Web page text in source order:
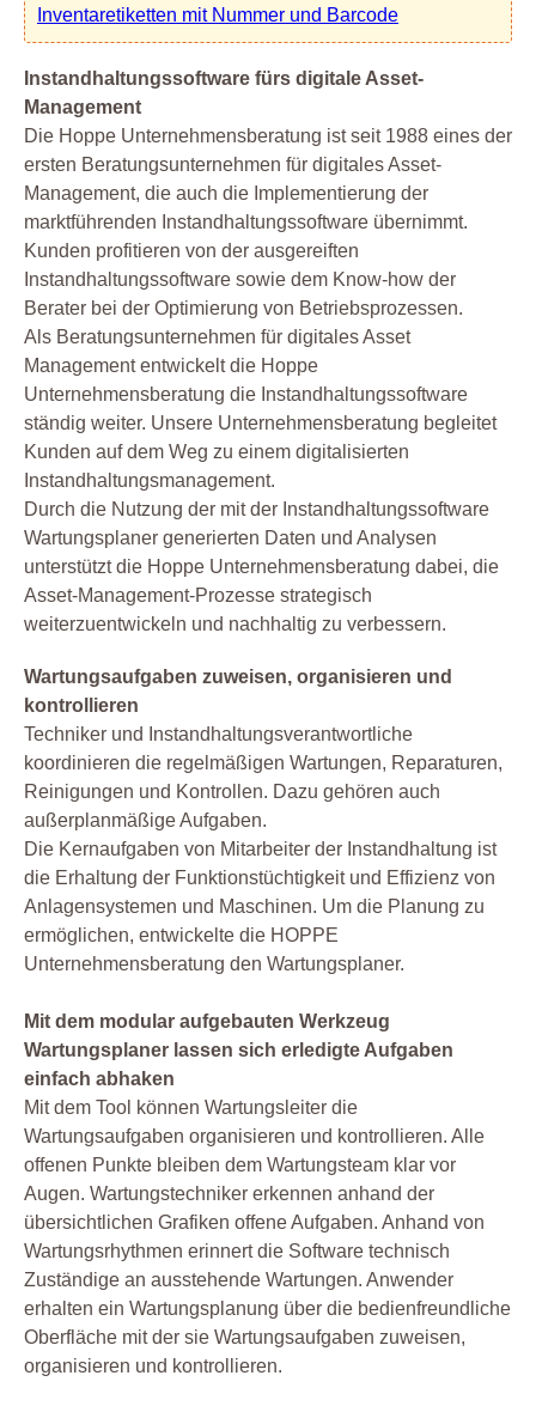
Inventaretiketten mit Nummer und Barcode
Instandhaltungssoftware fürs digitale Asset-
Management
Die Hoppe Unternehmensberatung ist seit 1988 eines der
ersten Beratungsunternehmen für digitales Asset-
Management, die auch die Implementierung der
marktführenden Instandhaltungssoftware übernimmt.
Kunden profitieren von der ausgereiften
Instandhaltungssoftware sowie dem Know-how der
Berater bei der Optimierung von Betriebsprozessen.
Als Beratungsunternehmen für digitales Asset
Management entwickelt die Hoppe
Unternehmensberatung die Instandhaltungssoftware
ständig weiter. Unsere Unternehmensberatung begleitet
Kunden auf dem Weg zu einem digitalisierten
Instandhaltungsmanagement.
Durch die Nutzung der mit der Instandhaltungssoftware
Wartungsplaner generierten Daten und Analysen
unterstützt die Hoppe Unternehmensberatung dabei, die
Asset-Management-Prozesse strategisch
weiterzuentwickeln und nachhaltig zu verbessern.
Wartungsaufgaben zuweisen, organisieren und
kontrollieren
Techniker und Instandhaltungsverantwortliche
koordinieren die regelmäßigen Wartungen, Reparaturen,
Reinigungen und Kontrollen. Dazu gehören auch
außerplanmäßige Aufgaben.
Die Kernaufgaben von Mitarbeiter der Instandhaltung ist
die Erhaltung der Funktionstüchtigkeit und Effizienz von
Anlagensystemen und Maschinen. Um die Planung zu
ermöglichen, entwickelte die HOPPE
Unternehmensberatung den Wartungsplaner.
Mit dem modular aufgebauten Werkzeug
Wartungsplaner lassen sich erledigte Aufgaben
einfach abhaken
Mit dem Tool können Wartungsleiter die
Wartungsaufgaben organisieren und kontrollieren. Alle
offenen Punkte bleiben dem Wartungsteam klar vor
Augen. Wartungstechniker erkennen anhand der
übersichtlichen Grafiken offene Aufgaben. Anhand von
Wartungsrhythmen erinnert die Software technisch
Zuständige an ausstehende Wartungen. Anwender
erhalten ein Wartungsplanung über die bedienfreundliche
Oberfläche mit der sie Wartungsaufgaben zuweisen,
organisieren und kontrollieren.